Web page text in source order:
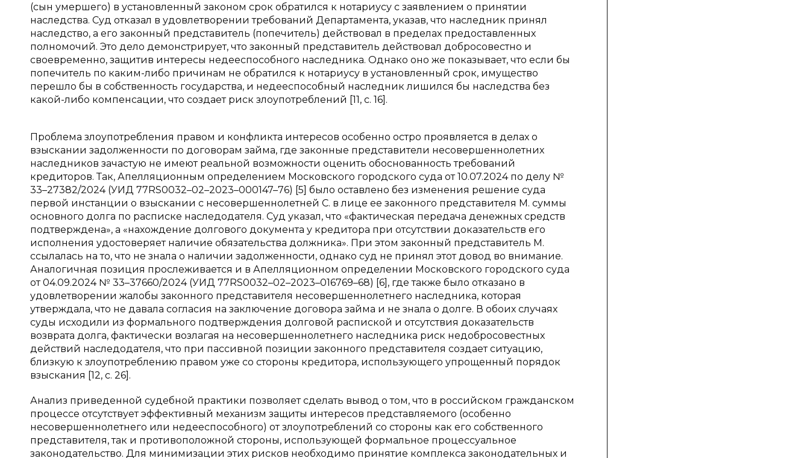
(сын умершего) в установленный законом срок обратился к нотариусу с заявлением о принятии
наследства. Суд отказал в удовлетворении требований Департамента, указав, что наследник принял
наследство, а его законный представитель (попечитель) действовал в пределах предоставленных
полномочий. Это дело демонстрирует, что законный представитель действовал добросовестно и
своевременно, защитив интересы недееспособного наследника. Однако оно же показывает, что если бы
попечитель по каким-либо причинам не обратился к нотариусу в установленный срок, имущество
перешло бы в собственность государства, и недееспособный наследник лишился бы наследства без
какой-либо компенсации, что создает риск злоупотреблений [11, с. 16].
Проблема злоупотребления правом и конфликта интересов особенно остро проявляется в делах о
взыскании задолженности по договорам займа, где законные представители несовершеннолетних
наследников зачастую не имеют реальной возможности оценить обоснованность требований
кредиторов. Так, Апелляционным определением Московского городского суда от 10.07.2024 по делу №
33–27382/2024 (УИД 77RS0032–02–2023–000147–76) [5] было оставлено без изменения решение суда
первой инстанции о взыскании с несовершеннолетней С. в лице ее законного представителя М. суммы
основного долга по расписке наследодателя. Суд указал, что «фактическая передача денежных средств
подтверждена», а «нахождение долгового документа у кредитора при отсутствии доказательств его
исполнения удостоверяет наличие обязательства должника». При этом законный представитель М.
ссылалась на то, что не знала о наличии задолженности, однако суд не принял этот довод во внимание.
Аналогичная позиция прослеживается и в Апелляционном определении Московского городского суда
от 04.09.2024 № 33–37660/2024 (УИД 77RS0032–02–2023–016769–68) [6], где также было отказано в
удовлетворении жалобы законного представителя несовершеннолетнего наследника, которая
утверждала, что не давала согласия на заключение договора займа и не знала о долге. В обоих случаях
суды исходили из формального подтверждения долговой распиской и отсутствия доказательств
возврата долга, фактически возлагая на несовершеннолетнего наследника риск недобросовестных
действий наследодателя, что при пассивной позиции законного представителя создает ситуацию,
близкую к злоупотреблению правом уже со стороны кредитора, использующего упрощенный порядок
взыскания [12, с. 26].
Анализ приведенной судебной практики позволяет сделать вывод о том, что в российском гражданском
процессе отсутствует эффективный механизм защиты интересов представляемого (особенно
несовершеннолетнего или недееспособного) от злоупотреблений со стороны как его собственного
представителя, так и противоположной стороны, использующей формальное процессуальное
законодательство. Для минимизации этих рисков необходимо принятие комплекса законодательных и